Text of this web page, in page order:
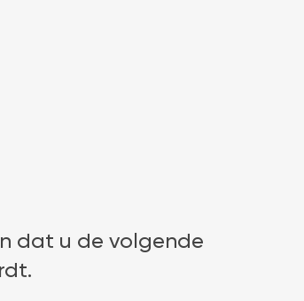
dat u de volgende